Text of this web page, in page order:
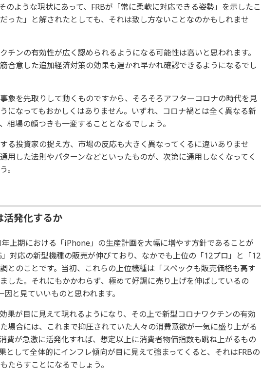
のような現状にあって、FRBが「常に柔軟に対応できる姿勢」を示したこ
った」と解されたとしても、それは致し方ないことなのかもしれませ
チンの有効性が広く認められるようになる可能性は高いと思われます。
合意した追加経済対策の効果も遅かれ早かれ確認できるようになるでし
象を先取りして動くものですから、そろそろアフターコロナの時代を見
になってもおかしくはありません。いずれ、コロナ禍とは全く異なる新
相場の顔つきも一変することとなるでしょう。
る投資家の捉え方、市場の反応も大きく異なってくるに違いありませ
用した法則やパターンなどといったものが、次第に通用しなくなってく
。
活発化するか
上期における「iPhone」の生産計画を大幅に増やす方針であることが
対応の新型機種の販売が伸びており、なかでも上位の「12プロ」と「12
とのことです。当初、これらの上位機種は「スペックも販売価格も高す
した。それにもかかわらず、極めて好調に売り上げを伸ばしているの
と見ていいものと思われます。
果が目に見えて現れるようになり、その上で新型コロナワクチンの有効
場合には、これまで抑圧されていた人々の消費意欲が一気に盛り上がる
費が急激に活発化すれば、想定以上に消費者物価指数も跳ね上がるもの
として全体的にインフレ傾向が目に見えて強まってくると、それはFRBの
たらすことになるでしょう。